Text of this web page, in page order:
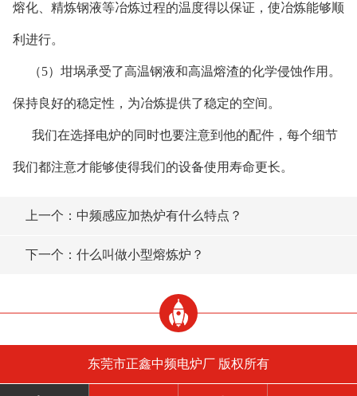
熔化、精炼钢液等冶炼过程的温度得以保证，使冶炼能够顺
利进行。
（5）坩埚承受了高温钢液和高温熔渣的化学侵蚀作用。
保持良好的稳定性，为冶炼提供了稳定的空间。
我们在选择电炉的同时也要注意到他的配件，每个细节
我们都注意才能够使得我们的设备使用寿命更长。
上一个：中频感应加热炉有什么特点？
下一个：什么叫做小型熔炼炉？
东莞市正鑫中频电炉厂 版权所有